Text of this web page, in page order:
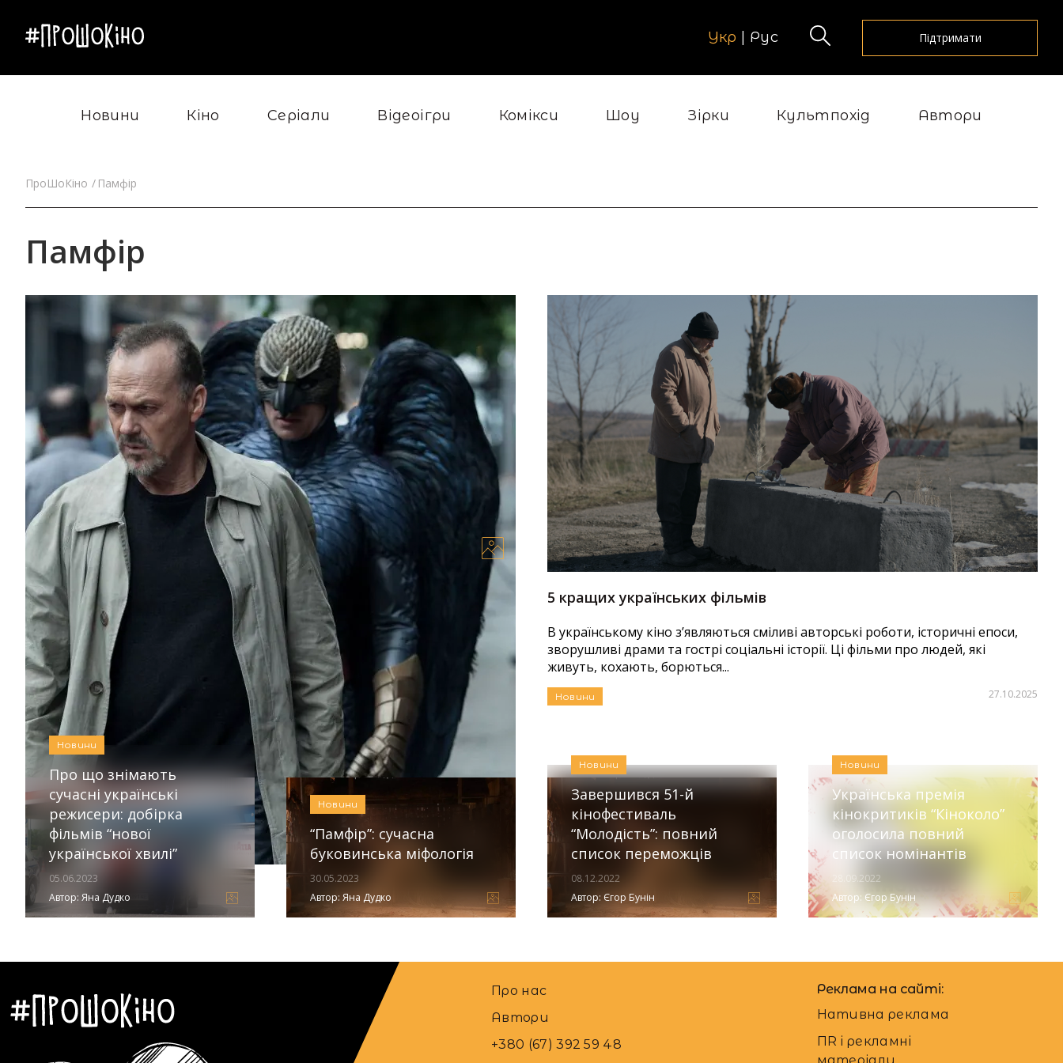
Укр Рус Підтримати
Новини Кіно Серіали Відеоігри Комікси Шоу Зірки Культпохід Автори
ПроШоКіно Памфір
Памфір
Новини
Фільми, що формують актора: добірка від акторки театру та кіно
Яни Моріс
Українська акторка театру та кіно Яна Моріс в ексклюзивному матеріалі для
ПроШоКіно ділиться добіркою фільмів, які варто передивитися кожному, хто
мріє про акторську...
Єгор Бунін
Новини
5 кращих українських фільмів
В українському кіно з’являються сміливі авторські роботи, історичні епоси,
зворушливі драми та гострі соціальні історії. Ці фільми про людей, які
живуть, кохають, борються...
27.10.2025
Новини
Про що знімають
сучасні українські
режисери: добірка
фільмів “нової
української хвилі”
05.06.2023
Автор: Яна Дудко
Новини
“Памфір”: сучасна
буковинська міфологія
30.05.2023
Автор: Яна Дудко
Новини
Завершився 51-й
кінофестиваль
“Молодість”: повний
список переможців
08.12.2022
Автор: Єгор Бунін
Новини
Українська премія
кінокритиків “Кіноколо”
оголосила повний
список номінантів
28.09.2022
Автор: Єгор Бунін
Про нас
Автори
+380 (67) 392 59 48
Реклама на сайті:
Нативна реклама
ПR і рекламні
матеріали